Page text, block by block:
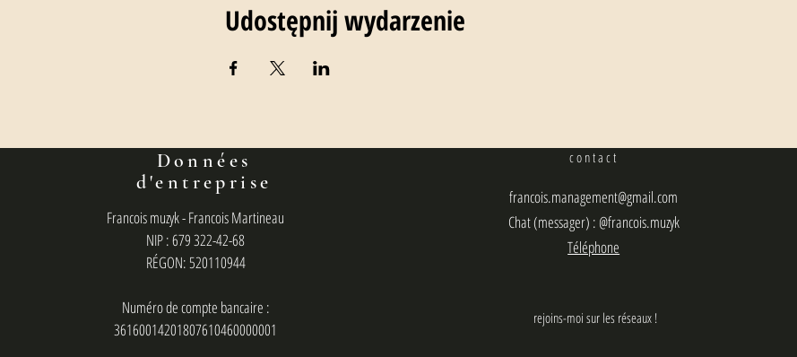
Udostępnij wydarzenie
Données
d'entreprise
Francois muzyk - Francois Martineau
NIP : 679 322-42-68
RÉGON: 520110944
Numéro de compte bancaire :
36160014201807610460000001
contact
francois.management@gmail.com
Chat (messager) : @francois.muzyk
Téléphone
rejoins-moi sur les réseaux !